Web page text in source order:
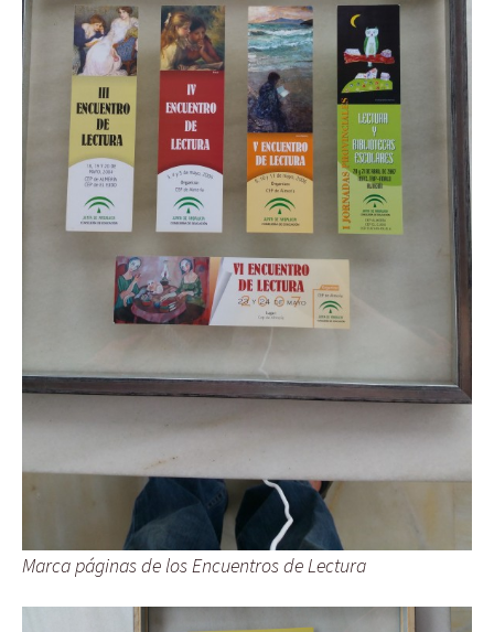
Marca páginas de los Encuentros de Lectura